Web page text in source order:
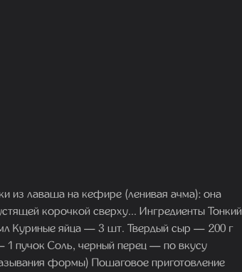
из лаваша на кефире (ленивая ачма): она
корочкой сверху... Ингредиенты Тонкий
Куриные яйца — 3 шт. Твердый сыр — 200 г
1 пучок Соль, черный перец — по вкусу
формы) Пошаговое приготовление